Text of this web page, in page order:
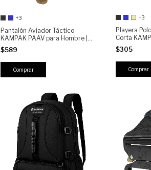
+3
Pantalón Aviador Táctico
KAMPAK PAAV para Hombre |
Militar Multibolsillos | Resistente,
Cómodo y RIPSTOP | Trabajo y
Outdoor, Semirepelente
$589
Comprar
+3
Playera
Corta
Espacio
$305
Comprar